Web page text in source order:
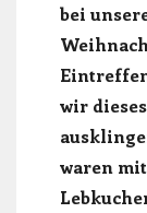
bei
wir
waren